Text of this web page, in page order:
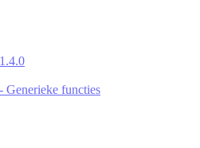
Generieke functies